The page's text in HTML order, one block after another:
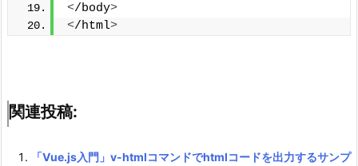
</body>
</html>
関連投稿:
「Vue.js入門」v-htmlコマンドでhtmlコードを出力するサンプ